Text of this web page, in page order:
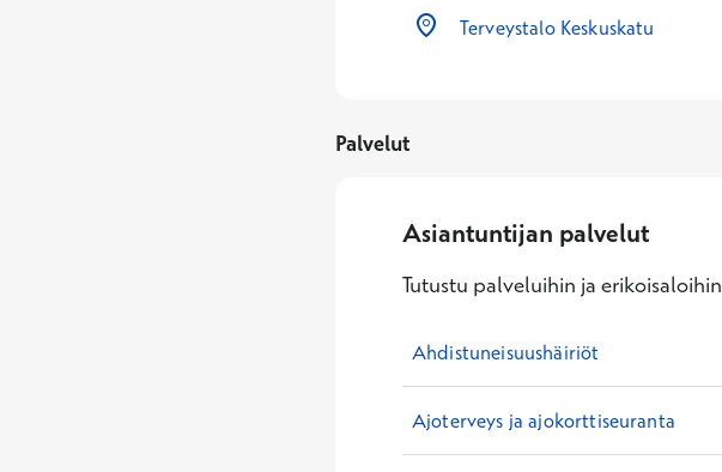
Terveystalo Keskuskatu
Palvelut
Asiantuntijan palvelut
Tutustu palveluihin ja erikoisaloihin
Ahdistuneisuushäiriöt
Ajoterveys ja ajokorttiseuranta